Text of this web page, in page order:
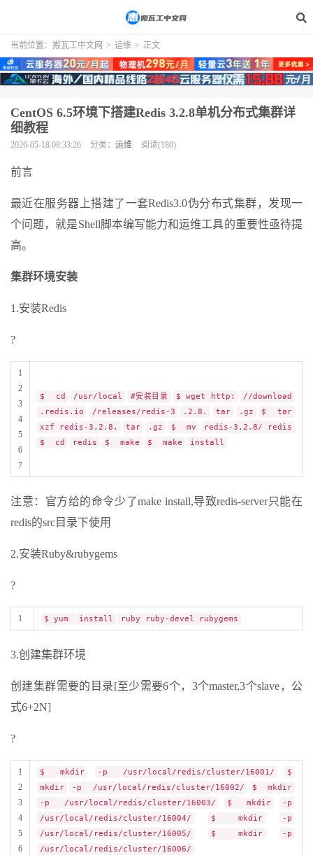
当前位置： 搬瓦工中文网 > 运维 > 正文
CentOS 6.5环境下搭建Redis 3.2.8单机分布式集群详
细教程
2026-05-18 08:33:26 分类： 运维 阅读(180)
前言
最近在服务器上搭建了一套Redis3.0伪分布式集群，发现一
个问题，就是Shell脚本编写能力和运维工具的重要性亟待提
高。
集群环境安装
1.安装Redis
?
1
2
3
4
5
6
7
$ cd /usr/local #安装目录 $ wget http:
//download
.redis.io
/releases/redis-3 .2.8. tar .gz $
tar
xzf redis-3.2.8.
tar .gz $ mv
redis-3.2.8/ redis
$
cd redis $ make $ make install
注意：官方给的命令少了make install,导致redis-server只能在
redis的src目录下使用
2.安装Ruby&rubygems
?
1 $ yum install ruby ruby-devel rubygems
3.创建集群环境
创建集群需要的目录[至少需要6个，3个master,3个slave，公
式6+2N]
?
1
2
3
4
5
6
$ mkdir -p /usr/local/redis/cluster/16001/
$
mkdir
-p /usr/local/redis/cluster/16002/ $
mkdir
-p
/usr/local/redis/cluster/16003/ $ mkdir
-p
/usr/local/redis/cluster/16004/
$ mkdir
-p
/usr/local/redis/cluster/16005/
$ mkdir
-p
/usr/local/redis/cluster/16006/